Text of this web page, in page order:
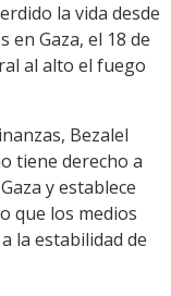
la vida desde
en Gaza, el 18 de
al alto el fuego
Bezalel
tiene derecho a
y establece
que los medios
la estabilidad de